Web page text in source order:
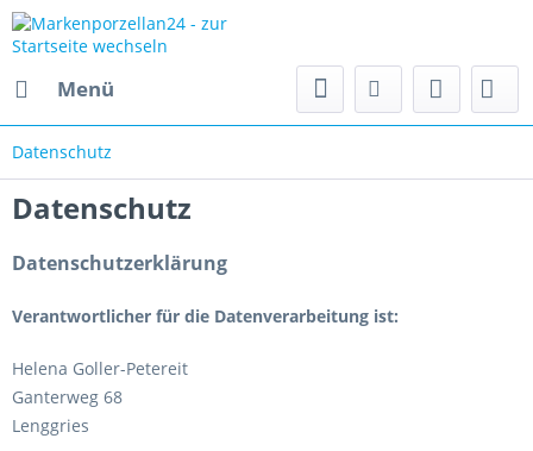
Menü
Datenschutz
Datenschutz
Datenschutzerklärung
Verantwortlicher für die Datenverarbeitung ist:
Helena Goller-Petereit
Ganterweg 68
Lenggries